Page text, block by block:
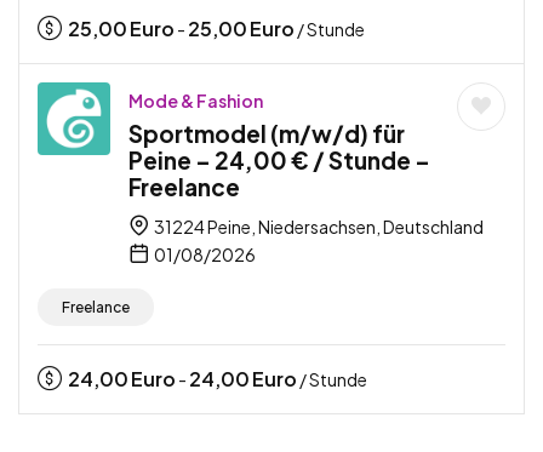
25,00Euro - 25,00Euro / Stunde
Mode & Fashion
Sportmodel (m/w/d) für
Peine – 24,00 € / Stunde –
Freelance
31224 Peine, Niedersachsen, Deutschland
01/08/2026
Freelance
24,00Euro - 24,00Euro / Stunde